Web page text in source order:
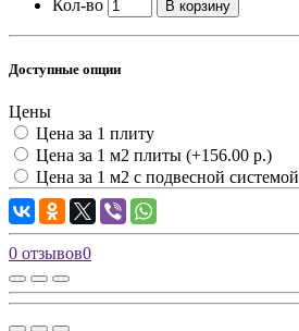
Кол-во В корзину
Доступные опции
Цены
Цена за 1 плиту
Цена за 1 м2 плиты (+156.00 р.)
Цена за 1 м2 с подвесной системой
0 отзывов0